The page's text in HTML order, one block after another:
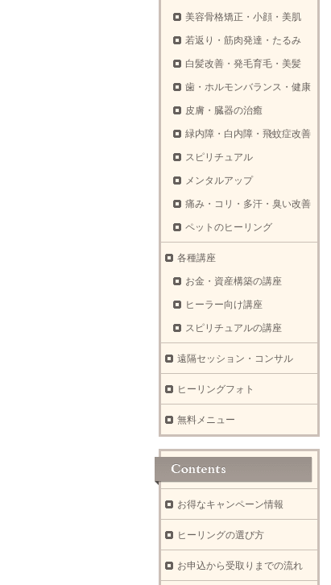
美容骨格矯正・小顔・美肌
若返り・筋肉発達・たるみ
白髪改善・発毛育毛・美髪
歯・ホルモンバランス・健康
皮膚・臓器の治癒
緑内障・白内障・飛蚊症改善
スピリチュアル
メンタルアップ
痛み・コリ・多汗・臭い改善
ペットのヒーリング
各種講座
お金・資産構築の講座
ヒーラー向け講座
スピリチュアルの講座
遠隔セッション・コンサル
ヒーリングフォト
無料メニュー
お得なキャンペーン情報
ヒーリングの選び方
お申込から受取りまでの流れ